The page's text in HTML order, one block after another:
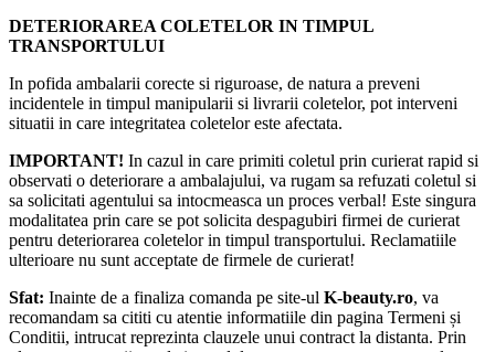
DETERIORAREA COLETELOR IN TIMPUL
TRANSPORTULUI
In pofida ambalarii corecte si riguroase, de natura a preveni
incidentele in timpul manipularii si livrarii coletelor, pot interveni
situatii in care integritatea coletelor este afectata.
IMPORTANT! In cazul in care primiti coletul prin curierat rapid si
observati o deteriorare a ambalajului, va rugam sa refuzati coletul si
sa solicitati agentului sa intocmeasca un proces verbal! Este singura
modalitatea prin care se pot solicita despagubiri firmei de curierat
pentru deteriorarea coletelor in timpul transportului. Reclamatiile
ulterioare nu sunt acceptate de firmele de curierat!​
Sfat: Inainte de a finaliza comanda pe site-ul K-beauty.ro, va
recomandam sa cititi cu atentie informatiile din pagina Termeni și
Conditii, intrucat reprezinta clauzele unui contract la distanta. Prin